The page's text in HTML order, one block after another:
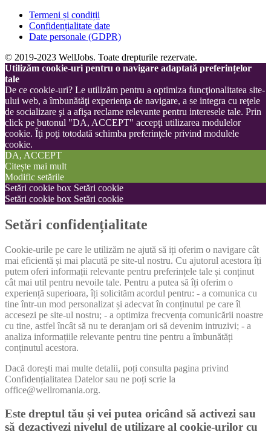
Termeni și condiții
Confidențialitate date
Date personale (GDPR)
© 2019-2023 WellJobs. Toate drepturile rezervate.
Utilizăm cookie-uri pentru o navigare adaptată preferințelor
tale
De ce cookie-uri? Le utilizăm pentru a optimiza funcţionalitatea site-
ului web, a îmbunătăţi experienţa de navigare, a se integra cu reţele
de socializare şi a afişa reclame relevante pentru interesele tale. Prin
click pe butonul "DA, ACCEPT" accepţi utilizarea modulelor
cookie. Îţi poţi totodată schimba preferinţele privind modulele
cookie.
DA, ACCEPT
Citește mai mult
Modific setările
Setări cookie box Setări cookie
Setări cookie box Setări cookie
Setări confidențialitate
Cookie-urile pe care le utilizăm ne ajută să iți oferim o navigare cât
mai eficientă și mai placută pe site-ul nostru. Cu ajutorul acestora îți
putem oferi informații relevante pentru preferințele tale și conținut
cât mai util pentru nevoile tale. Pentru a putea să îți oferim o
experiență superioara, îți solicităm acordul pentru: - a comunica cu
tine într-un mod personalizat și adecvat în conținutul pe care îl
accesezi pe site-ul nostru; - a optimiza frecvența comunicării noastre
cu tine, astfel încât să nu te deranjam ori să devenim intruzivi; - a
analiza informațiile relevante pentru tine pentru a îmbunătăți
conținutul acestora.
Dacă dorești mai multe detalii, poți consulta pagina privind
Confidențialitatea Datelor sau ne poți scrie la
office@wellromania.org.
Este dreptul tău și vei putea oricând să activezi sau
să dezactivezi nivelul de utilizare al cookie-urilor cu